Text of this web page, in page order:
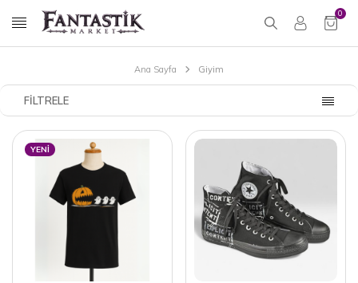
0
Ana Sayfa Giyim
FILTRELE
YENI